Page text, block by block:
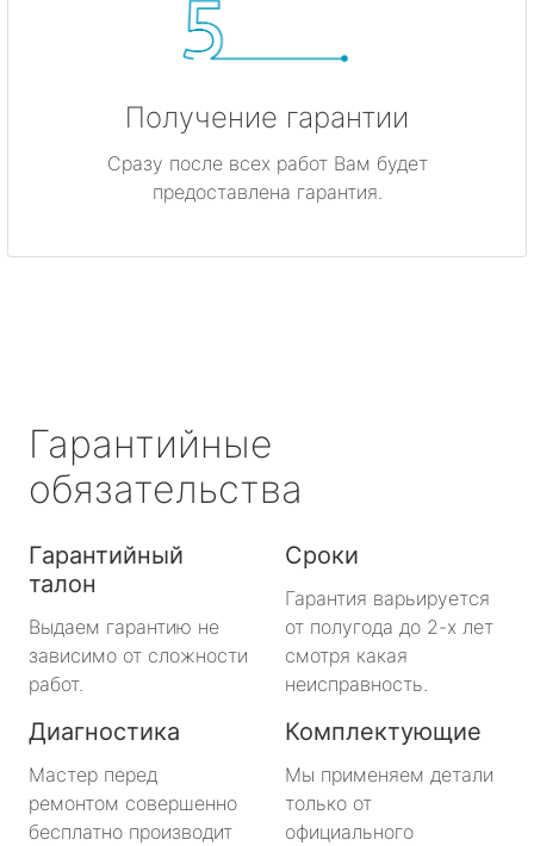
Получение гарантии
Сразу после всех работ Вам будет
предоставлена гарантия.
Гарантийные
обязательства
Гарантийный
талон
Выдаем гарантию не
зависимо от сложности
работ.
Сроки
Гарантия варьируется
от полугода до 2-х лет
смотря какая
неисправность.
Диагностика
Мастер перед
ремонтом совершенно
бесплатно производит
Комплектующие
Мы применяем детали
только от
официального